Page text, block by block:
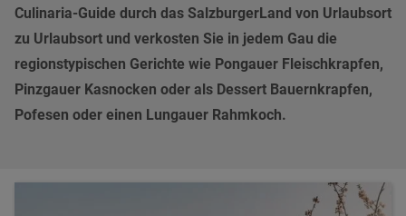
Culinaria-Guide durch das SalzburgerLand von Urlaubsort
zu Urlaubsort und verkosten Sie in jedem Gau die
regionstypischen Gerichte wie Pongauer Fleischkrapfen,
Pinzgauer Kasnocken oder als Dessert Bauernkrapfen,
Pofesen oder einen Lungauer Rahmkoch.